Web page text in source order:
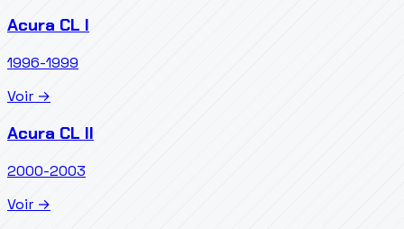
Acura CL I
1996-1999
Voir →
Acura CL II
2000-2003
Voir →